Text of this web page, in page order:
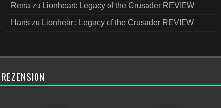
Rena zu Lionheart: Legacy of the Crusader REVIEW
Hans zu Lionheart: Legacy of the Crusader REVIEW
REZENSION